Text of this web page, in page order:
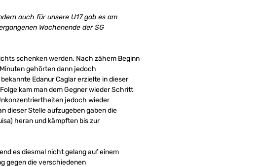
auch für unsere U17 gab es am
Wochenende der SG
schenken werden. Nach zähem Beginn
gehörten dann jedoch
Edanur Caglar erzielte in dieser
kam man dem Gegner wieder Schritt
jedoch wieder
dieser Stelle aufzugeben gaben die
heran und kämpften bis zur
es diesmal nicht gelang auf einem
gegen die verschiedenen